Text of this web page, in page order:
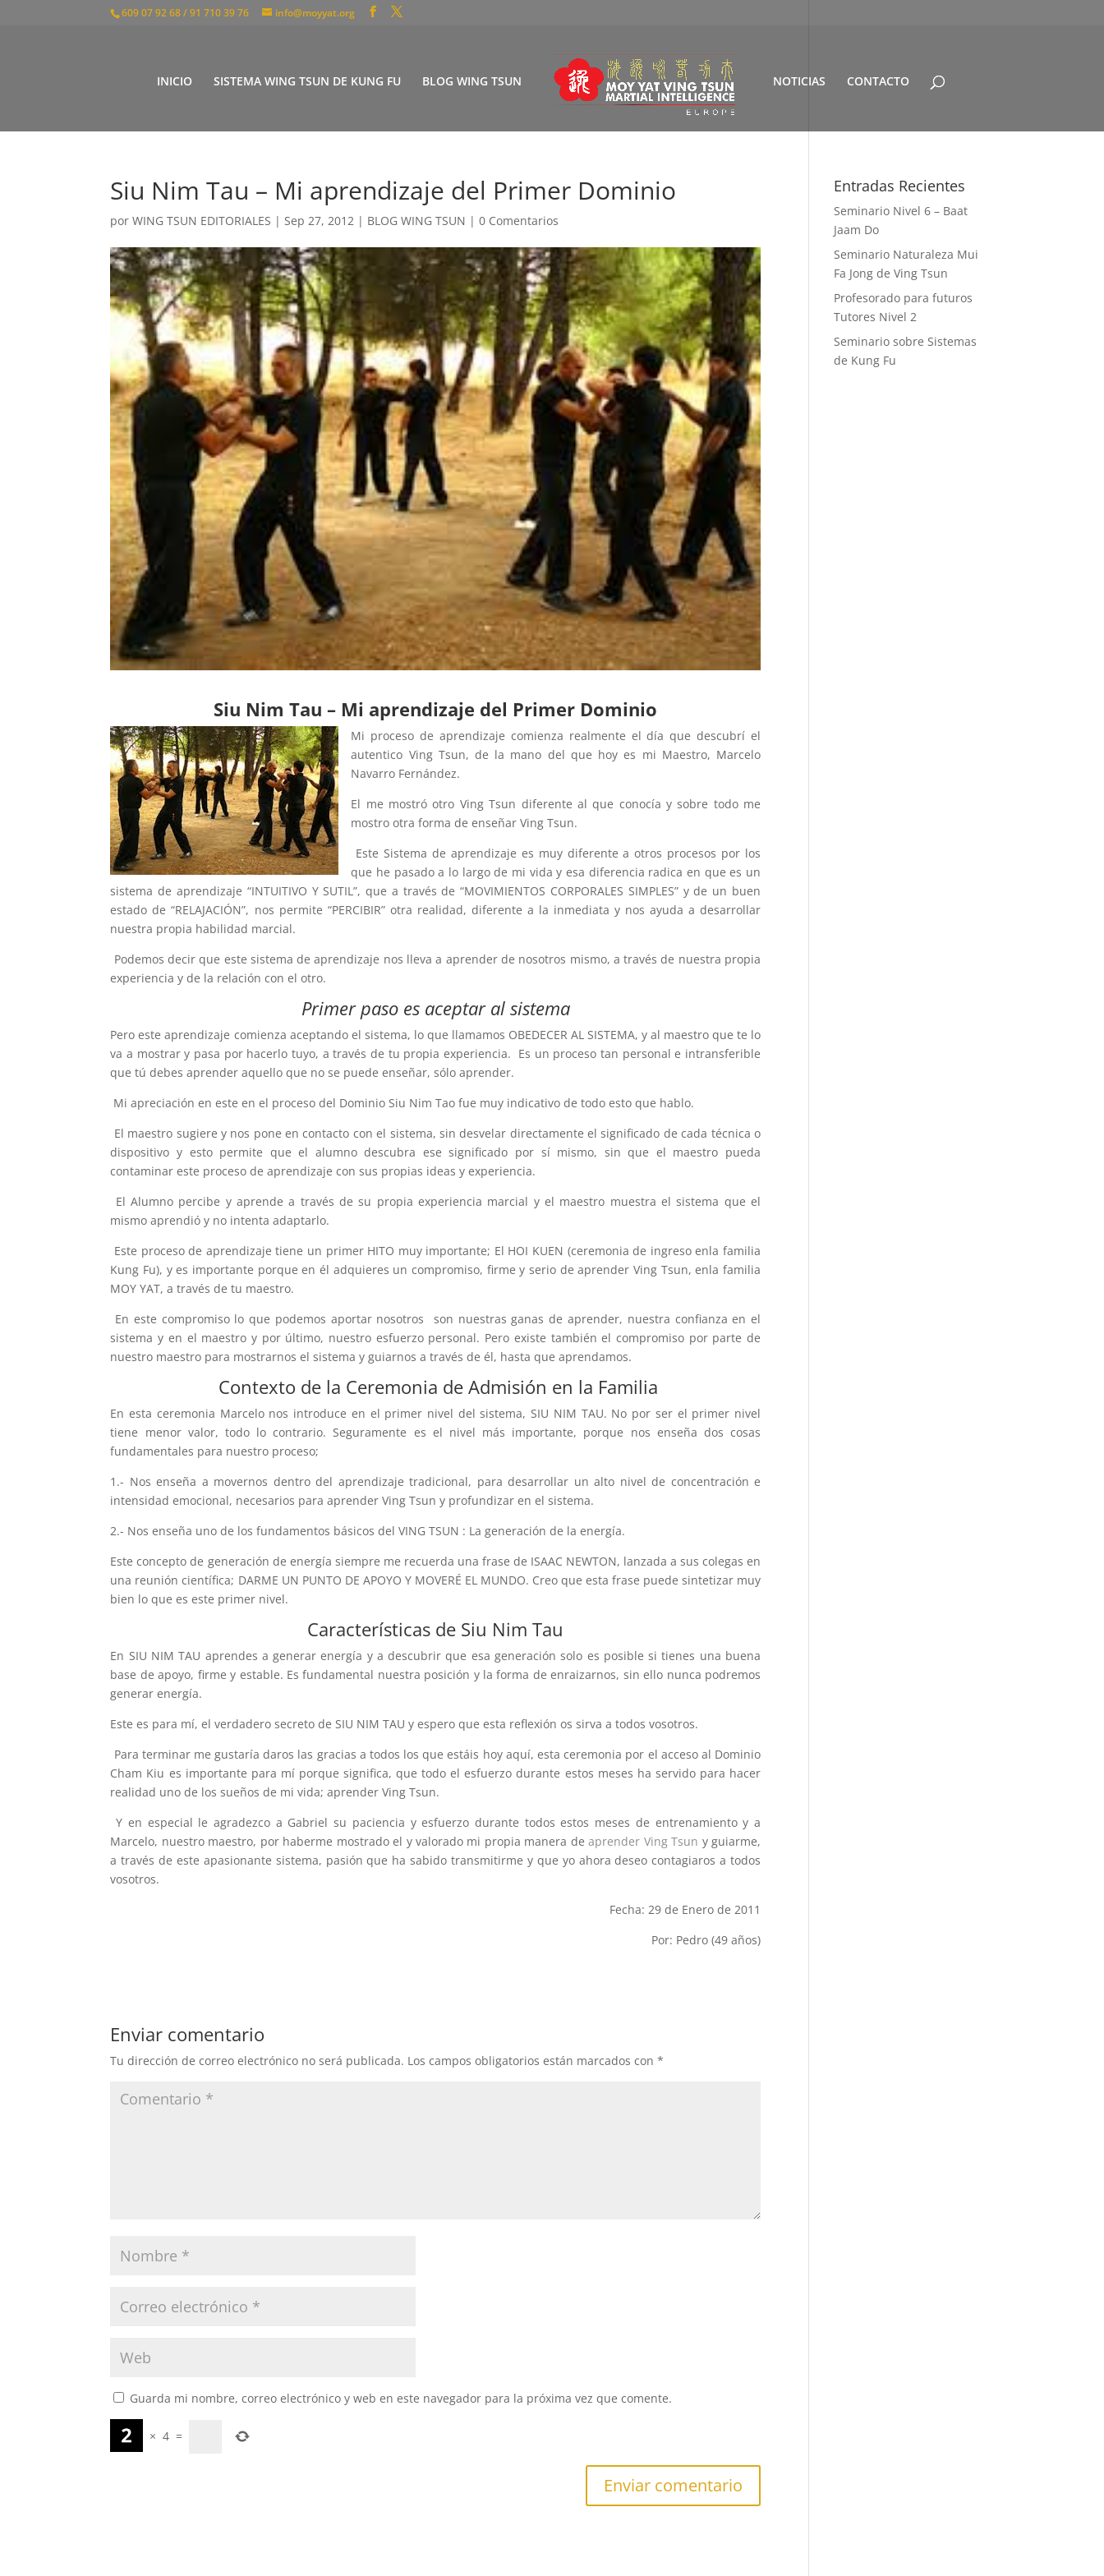
609 07 92 68 / 91 710 39 76 info@moyyat.org
INICIO SISTEMA WING TSUN DE KUNG FU BLOG WING TSUN NOTICIAS CONTACTO
Siu Nim Tau – Mi aprendizaje del Primer Dominio
porWING TSUN EDITORIALES |Sep 27, 2012 | BLOG WING TSUN |0 Comentarios
Siu Nim Tau – Mi aprendizaje del Primer Dominio
Mi proceso de aprendizaje comienza realmente el día que descubrí el
autentico Ving Tsun, de la mano del que hoy es mi Maestro, Marcelo
Navarro Fernández.
El me mostró otro Ving Tsun diferente al que conocía y sobre todo me
mostro otra forma de enseñar Ving Tsun.
Este Sistema de aprendizaje es muy diferente a otros procesos por los
que he pasado a lo largo de mi vida y esa diferencia radica en que es un
sistema de aprendizaje “INTUITIVO Y SUTIL”, que a través de “MOVIMIENTOS CORPORALES SIMPLES” y de un buen
estado de “RELAJACIÓN”, nos permite “PERCIBIR” otra realidad, diferente a la inmediata y nos ayuda a desarrollar
nuestra propia habilidad marcial.
Podemos decir que este sistema de aprendizaje nos lleva a aprender de nosotros mismo, a través de nuestra propia
experiencia y de la relación con el otro.
Primer paso es aceptar al sistema
Pero este aprendizaje comienza aceptando el sistema, lo que llamamos OBEDECER AL SISTEMA, y al maestro que te lo
va a mostrar y pasa por hacerlo tuyo, a través de tu propia experiencia. Es un proceso tan personal e intransferible
que tú debes aprender aquello que no se puede enseñar, sólo aprender.
Mi apreciación en este en el proceso del Dominio Siu Nim Tao fue muy indicativo de todo esto que hablo.
El maestro sugiere y nos pone en contacto con el sistema, sin desvelar directamente el significado de cada técnica o
dispositivo y esto permite que el alumno descubra ese significado por sí mismo, sin que el maestro pueda
contaminar este proceso de aprendizaje con sus propias ideas y experiencia.
El Alumno percibe y aprende a través de su propia experiencia marcial y el maestro muestra el sistema que el
mismo aprendió y no intenta adaptarlo.
Este proceso de aprendizaje tiene un primer HITO muy importante; El HOI KUEN (ceremonia de ingreso enla familia
Kung Fu), y es importante porque en él adquieres un compromiso, firme y serio de aprender Ving Tsun, enla familia
MOY YAT, a través de tu maestro.
En este compromiso lo que podemos aportar nosotros son nuestras ganas de aprender, nuestra confianza en el
sistema y en el maestro y por último, nuestro esfuerzo personal. Pero existe también el compromiso por parte de
nuestro maestro para mostrarnos el sistema y guiarnos a través de él, hasta que aprendamos.
Contexto de la Ceremonia de Admisión en la Familia
En esta ceremonia Marcelo nos introduce en el primer nivel del sistema, SIU NIM TAU. No por ser el primer nivel
tiene menor valor, todo lo contrario. Seguramente es el nivel más importante, porque nos enseña dos cosas
fundamentales para nuestro proceso;
1.- Nos enseña a movernos dentro del aprendizaje tradicional, para desarrollar un alto nivel de concentración e
intensidad emocional, necesarios para aprender Ving Tsun y profundizar en el sistema.
2.- Nos enseña uno de los fundamentos básicos del VING TSUN : La generación de la energía.
Este concepto de generación de energía siempre me recuerda una frase de ISAAC NEWTON, lanzada a sus colegas en
una reunión científica; DARME UN PUNTO DE APOYO Y MOVERÉ EL MUNDO. Creo que esta frase puede sintetizar muy
bien lo que es este primer nivel.
Características de Siu Nim Tau
En SIU NIM TAU aprendes a generar energía y a descubrir que esa generación solo es posible si tienes una buena
base de apoyo, firme y estable. Es fundamental nuestra posición y la forma de enraizarnos, sin ello nunca podremos
generar energía.
Este es para mí, el verdadero secreto de SIU NIM TAU y espero que esta reflexión os sirva a todos vosotros.
Para terminar me gustaría daros las gracias a todos los que estáis hoy aquí, esta ceremonia por el acceso al Dominio
Cham Kiu es importante para mí porque significa, que todo el esfuerzo durante estos meses ha servido para hacer
realidad uno de los sueños de mi vida; aprender Ving Tsun.
Y en especial le agradezco a Gabriel su paciencia y esfuerzo durante todos estos meses de entrenamiento y a
Marcelo, nuestro maestro, por haberme mostrado el y valorado mi propia manera deaprender Ving Tsun y guiarme,
a través de este apasionante sistema, pasión que ha sabido transmitirme y que yo ahora deseo contagiaros a todos
vosotros.
Fecha: 29 de Enero de 2011
Por: Pedro (49 años)
Enviar comentario
Tu dirección de correo electrónico no será publicada. Los campos obligatorios están marcados con*
Guarda mi nombre, correo electrónico y web en este navegador para la próxima vez que comente.
× 4 =
Entradas Recientes
Seminario Nivel 6 – Baat
Jaam Do
Seminario Naturaleza Mui
Fa Jong de Ving Tsun
Profesorado para futuros
Tutores Nivel 2
Seminario sobre Sistemas
de Kung Fu